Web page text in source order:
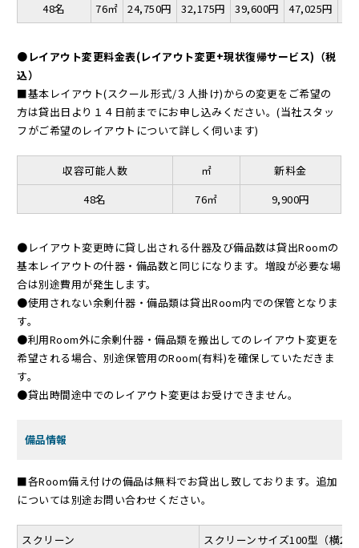
48名
76㎡ 24,750円 32,175円 39,600円 47,025円
●レイアウト変更料金表(レイアウト変更+現状復帰サービス)（税
込）
■基本レイアウト(スクール形式/３人掛け)からの変更をご希望の
方は貸出日より１４日前までにお申し込みください。(当社スタッ
フがご希望のレイアウトについて詳しく伺います)
収容可能人数 ㎡
新料金
48名
76㎡ 9,900円
●レイアウト変更時に貸し出される什器及び備品数は貸出Roomの
基本レイアウトの什器・備品数と同じになります。増設が必要な場
合は別途費用が発生します。
●使用されない余剰什器・備品類は貸出Room内での保管となりま
す。
●利用Room外に余剰什器・備品類を搬出してのレイアウト変更を
希望される場合、別途保管用のRoom(有料)を確保していただきま
す。
●貸出時間途中でのレイアウト変更はお受けできません。
備品情報
■各Room備え付けの備品は無料でお貸出し致しております。追加
については別途お問い合わせください。
スクリーン
スクリーンサイズ100型（横